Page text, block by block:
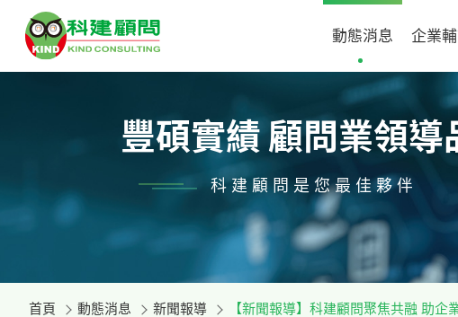
動態消息 企業
豐碩實績 顧問業領導
科建顧問是您最佳夥伴
首頁 動態消息 新聞報導 【新聞報導】科建顧問聚焦共融 助企